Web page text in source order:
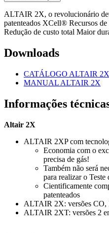
ALTAIR 2X, o revolucionário
patenteados XCell® Recursos de
Redução de custo total Maior
Downloads
CATÁLOGO ALTAIR 2X
MANUAL ALTAIR 2X
Informações
Altair 2X
ALTAIR 2XP com
Economia com o
precisa de gás!
Também não será
para realizar o Teste
Cientificamente
patenteados
ALTAIR 2X: versões CO,
ALTAIR 2XT: versões 2